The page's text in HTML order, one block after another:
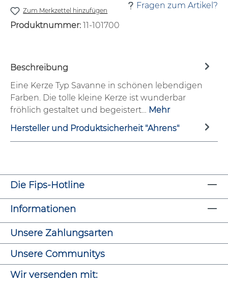
Zum Merkzettel hinzufügen
Fragen zum Artikel?
Produktnummer: 11-101700
Beschreibung
Eine Kerze Typ Savanne in schönen lebendigen
Farben. Die tolle kleine Kerze ist wunderbar
fröhlich gestaltet und begeistert… Mehr
Hersteller und Produktsicherheit "Ahrens"
Die Fips-Hotline
Informationen
Unsere Zahlungsarten
Unsere Communitys
Wir versenden mit: